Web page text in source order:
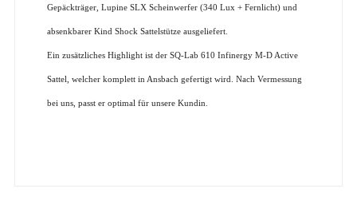
Gepäckträger, Lupine SLX Scheinwerfer (340 Lux + Fernlicht) und
absenkbarer Kind Shock Sattelstütze ausgeliefert.
Ein zusätzliches Highlight ist der SQ-Lab 610 Infinergy M-D Active
Sattel, welcher komplett in Ansbach gefertigt wird. Nach Vermessung
bei uns, passt er optimal für unsere Kundin.